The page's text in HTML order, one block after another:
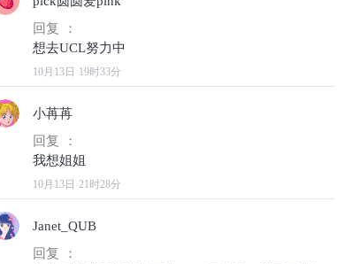
回复 ：
10月13日 19时33分
小苒苒
回复 ：
10月13日 21时28分
Janet_QUB
回复 ：